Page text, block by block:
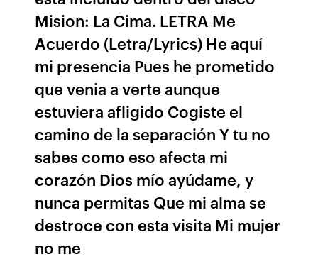
Mision: La Cima. LETRA Me
Acuerdo (Letra/Lyrics) He aquí
mi presencia Pues he prometido
que venia a verte aunque
estuviera afligido Cogiste el
camino de la separación Y tu no
sabes como eso afecta mi
corazón Dios mío ayúdame, y
nunca permitas Que mi alma se
destroce con esta visita Mi mujer
no me